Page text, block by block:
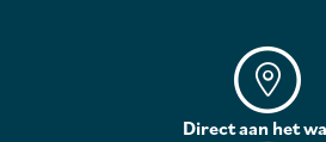
Direct aan het